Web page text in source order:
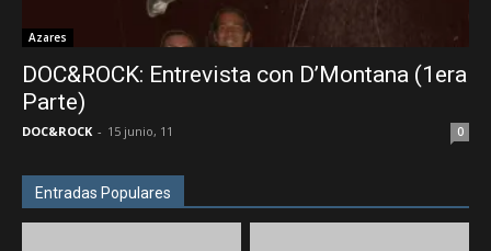
Azares
DOC&ROCK: Entrevista con D’Montana (1era
Parte)
DOC&ROCK - 15 junio, 11 0
Entradas Populares